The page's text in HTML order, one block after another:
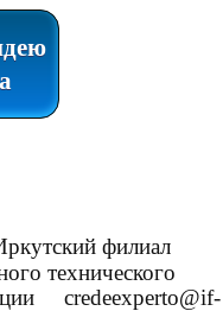
филиал
технического
credeexperto@if-